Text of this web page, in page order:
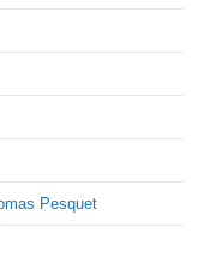
Pesquet